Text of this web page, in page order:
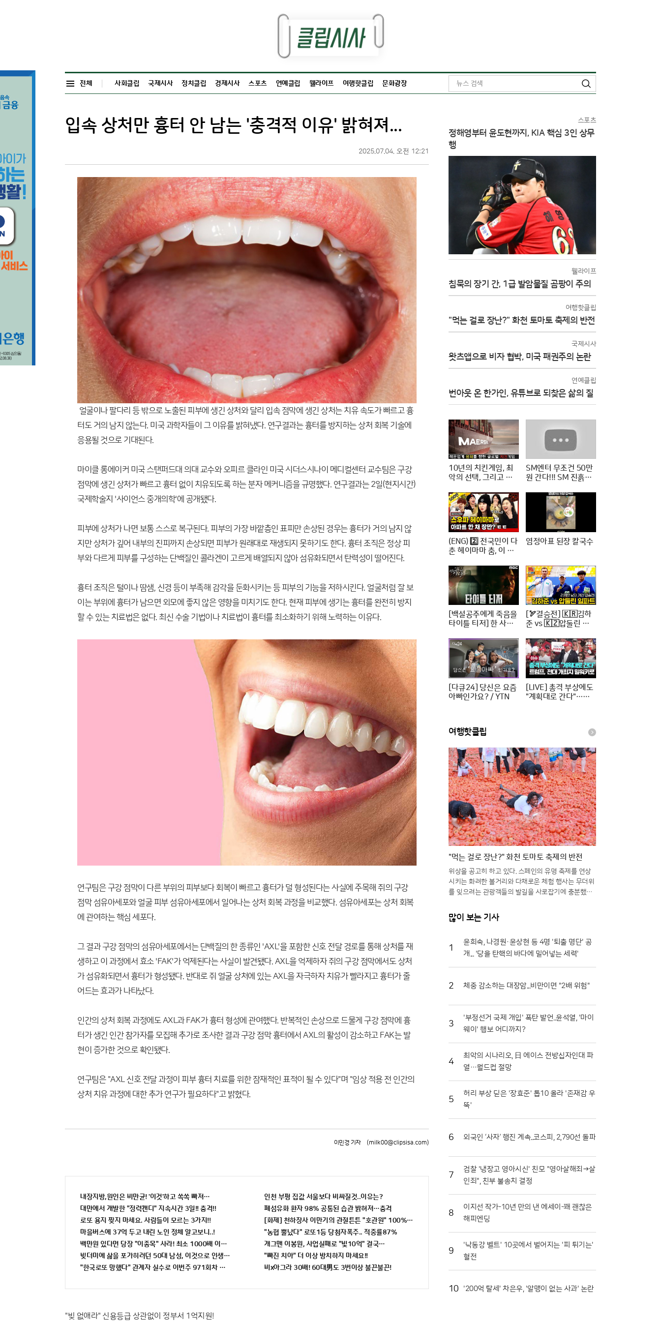
검
색
전체 사회클립 국제시사 정치클립 경제시사 스포츠 연예클립 웰라이프 여행핫클립 문화광장
입속 상처만 흉터 안 남는 '충격적 이유' 밝혀져...
2025.07.04. 오전 12:21
얼굴이나 팔다리 등 밖으로 노출된 피부에 생긴 상처와 달리 입속 점막에 생긴 상처는 치유 속도가 빠르고 흉
터도 거의 남지 않는다. 미국 과학자들이 그 이유를 밝혀냈다. 연구결과는 흉터를 방지하는 상처 회복 기술에
응용될 것으로 기대된다.
마이클 롱에이커 미국 스탠퍼드대 의대 교수와 오피르 클라인 미국 시더스시나이 메디컬센터 교수팀은 구강
점막에 생긴 상처가 빠르고 흉터 없이 치유되도록 하는 분자 메커니즘을 규명했다. 연구결과는 2일(현지시간)
국제학술지 '사이언스 중개의학'에 공개됐다.
피부에 상처가 나면 보통 스스로 복구된다. 피부의 가장 바깥층인 표피만 손상된 경우는 흉터가 거의 남지 않
지만 상처가 깊어 내부의 진피까지 손상되면 피부가 원래대로 재생되지 못하기도 한다. 흉터 조직은 정상 피
부와 다르게 피부를 구성하는 단백질인 콜라겐이 고르게 배열되지 않아 섬유화되면서 탄력성이 떨어진다.
흉터 조직은 털이나 땀샘, 신경 등이 부족해 감각을 둔화시키는 등 피부의 기능을 저하시킨다. 얼굴처럼 잘 보
이는 부위에 흉터가 남으면 외모에 좋지 않은 영향을 미치기도 한다. 현재 피부에 생기는 흉터를 완전히 방지
할 수 있는 치료법은 없다. 최신 수술 기법이나 치료법이 흉터를 최소화하기 위해 노력하는 이유다.
연구팀은 구강 점막이 다른 부위의 피부보다 회복이 빠르고 흉터가 덜 형성된다는 사실에 주목해 쥐의 구강
점막 섬유아세포와 얼굴 피부 섬유아세포에서 일어나는 상처 회복 과정을 비교했다. 섬유아세포는 상처 회복
에 관여하는 핵심 세포다.
그 결과 구강 점막의 섬유아세포에서는 단백질의 한 종류인 'AXL'을 포함한 신호 전달 경로를 통해 상처를 재
생하고 이 과정에서 효소 'FAK'가 억제된다는 사실이 발견됐다. AXL을 억제하자 쥐의 구강 점막에서도 상처
가 섬유화되면서 흉터가 형성됐다. 반대로 쥐 얼굴 상처에 있는 AXL을 자극하자 치유가 빨라지고 흉터가 줄
어드는 효과가 나타났다.
인간의 상처 회복 과정에도 AXL과 FAK가 흉터 형성에 관여했다. 반복적인 손상으로 드물게 구강 점막에 흉
터가 생긴 인간 참가자를 모집해 추가로 조사한 결과 구강 점막 흉터에서 AXL의 활성이 감소하고 FAK는 발
현이 증가한 것으로 확인됐다.
연구팀은 "AXL 신호 전달 과정이 피부 흉터 치료를 위한 잠재적인 표적이 될 수 있다"며 "임상 적용 전 인간의
상처 치유 과정에 대한 추가 연구가 필요하다"고 밝혔다.
이민경 기자 (milk00@clipsisa.com)
내장지방,원인은 비만균! '이것'하고 쏙쏙 빠져…
대만에서 개발한 "정력캔디" 지속시간 3일!! 충격!!
로또 용지 찢지 마세요. 사람들이 모르는 3가지!!
마을버스에 37억 두고 내린 노인 정체 알고보니..!
백만원 있다면 당장 "이종목" 사라! 최소 1000배 이상 증가...충격!!
빚더미에 삶을 포가히려던 50대 남성, 이것으로 인생역전
"한국로또 망했다" 관계자 실수로 이번주 971회차 번호 6자리 공개!? 꼭 확인해라!
인천 부평 집값 서울보다 비싸질것..이유는?
폐섬유화 환자 98% 공통된 습관 밝혀져…충격
[화제] 천하장사 이만기의 관절튼튼 "호관원" 100%당첨 혜택 난리나!!
"농협 뿔났다" 로또1등 당첨자폭주.. 적중률87%
개그맨 이봉원, 사업실패로 "빛10억" 결국…
"빠진 치아" 더 이상 방치하지 마세요!!
비x아그라 30배! 60대男도 3번이상 불끈불끈!
"빚 없애라" 신용등급 상관없이 정부서 1억지원!
스포츠
정해영부터 윤도현까지, KIA 핵심 3인 상무
행
웰라이프
침묵의 장기 간, 1급 발암물질 곰팡이 주의
여행핫클립
"먹는 걸로 장난?" 화천 토마토 축제의 반전
국제시사
왓츠앱으로 비자 협박, 미국 패권주의 논란
연예클립
번아웃 온 한가인, 유튜브로 되찾은 삶의 질
10년의 치킨게임, 최
악의 선택, 그리고 한
SM엔터 무조건 50만
원 간다!!! SM 진흙탕
(ENG) 2️⃣ 전국민이 다
춘 헤이마마 춤, 이 정
아파트 한 채는 마련하
셨겠지? (순수한 궁금
증) / [문명특급 EP.22
2-2]
염정아표 된장 칼국수
[백설공주에게 죽음을
타이틀 티저] 한 사람
가뜨린 살인사건, MB
C 240816 방송
[🏹결승전] 🇰🇷김하
준 vs 🇰🇿압둘린 일
인 [2024 WAA 아시
아컵 3차 양궁대회]
[다큐24] 당신은 요즘
아빠인가요? / YTN
[LIVE] 총격 부상에도
"계획대로 간다"…트
여행핫클립
"먹는 걸로 장난?" 화천 토마토 축제의 반전
위상을 공고히 하고 있다. 스페인의 유명 축제를 연상
시키는 화려한 볼거리와 다채로운 체험 행사는 무더위
를 잊으려는 관광객들의 발길을 사로잡기에 충분했다.
공간을 확장하는 등 방문객 편의를 위한 과감한 변화를
시도해 긍정적인 반응을 얻고 있다.일각에서는 멀쩡한
도 하지만, 그 내막을 들여다보면 철저한 상생의 논리
가 숨어 있다. 축제에 사용되는 토마토는 상품성이 떨
운 수익원을 제공하고, 축제가 끝난 뒤에는 으깨진 잔
이 축제의 주인공이 되고 다시 땅으로 돌아가는 선순환
구조를 완성한 셈이다.축제의 백미는 단연 '황금반지를
찾아라' 프로그램이다. 수만 개의 토마토가 채워진 풀
범벅이 된 채 환호하는 모습은 화천토마토축제만의 독
특한 풍경이다. 단순히 반지를 찾는 재미를 넘어, 지역
로 체감할 수 있다는 점에서 브랜드 홍보 효과도 톡톡
히 누리고 있다.기업과 지역 사회가 함께하는 나눔의
장도 마련됐다. 최근 열린 '천인의 식탁' 행사에서는 대
형 솥에서 조리된 파스타를 수많은 참가자가 함께 나누
즐기는 행사를 넘어 민·관·군이 협력하는 화합의 장임
마 구역은 연령대에 상관없이 모든 방문객이 만족할 수
있는 구성을 갖췄다.마켓전시존에서는 화악산 고랭지
게 구매하려는 이들로 북새통을 이뤘다. 화천 토마토는
일교차가 큰 지역적 특성 덕분에 당도가 높고 저장성이
뛰어나 소비자들 사이에서 신뢰가 두텁다. 축제 현장에
서 맛본 즐거움이 실제 구매로 이어지면서 지역 경제
활성화에도 실질적인 기여를 하고 있다. 현장 관계자들
은 이번 축제가 단순한 일회성 행사를 넘어 화천의 농
점검에 총력을 기울여 방문객들이 쾌적하게 축제를 즐
길 수 있도록 지원할 방침이다. 야간에는 군악대 공연
많이 보는 기사
1
윤희숙, 나경원·윤상현 등 4명 '퇴출 명단' 공
개... '당을 탄핵의 바다에 밀어넣는 세력'
2 체중 감소하는 대장암...비만이면 "2배 위험"
3
'부정선거 국제 개입' 폭탄 발언..윤석열, '마이
웨이' 행보 어디까지?
4
최악의 시나리오, 日 에이스 전방십자인대 파
열…월드컵 절망
5
허리 부상 딛은 '장효준' 톱10 올라 '존재감 우
뚝'
6 외국인 ‘사자’ 행진 계속..코스피, 2,790선 돌파
7
검찰 '냉장고 영아시신' 친모 "영아살해죄→살
인죄", 친부 불송치 결정
8
이지선 작가-10년 만의 낸 에세이-꽤 괜찮은
해피엔딩
9
'낙동강 벨트' 10곳에서 벌어지는 '피 튀기는'
혈전
10 '200억 탈세' 차은우, '알맹이 없는 사과' 논란